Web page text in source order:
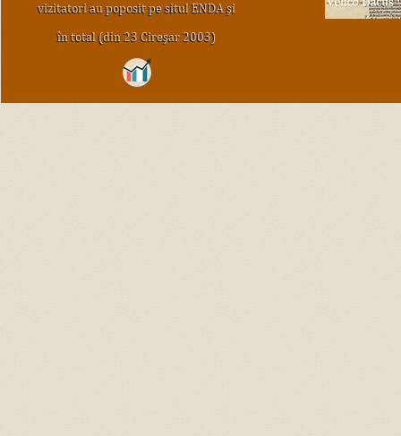
vizitatori au poposit pe situl ENDA şi
în total (din 23 Cireşar 2003)